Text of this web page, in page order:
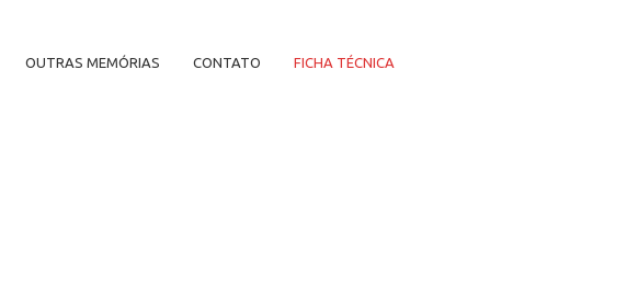
OUTRAS MEMÓRIAS CONTATO FICHA TÉCNICA